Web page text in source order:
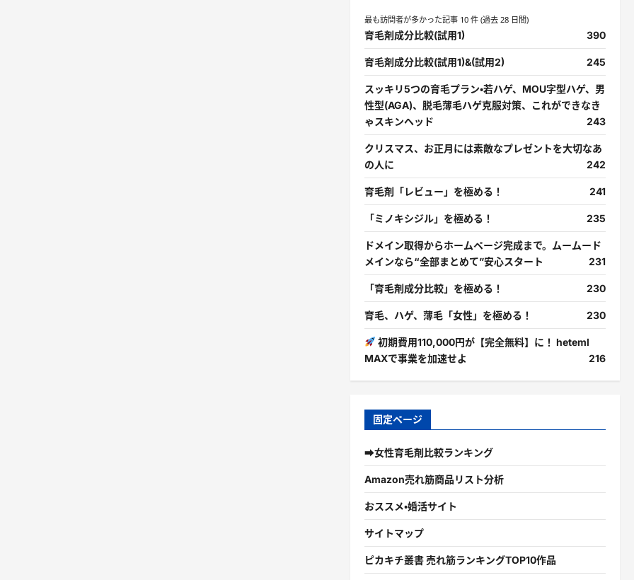
最も訪問者が多かった記事 10 件 (過去 28 日間)
育毛剤成分比較(試用1) 390
育毛剤成分比較(試用1)&(試用2) 245
スッキリ5つの育毛プラン・若ハゲ、MOU字型ハゲ、男
性型(AGA)、脱毛薄毛ハゲ克服対策、これができなき
ゃスキンヘッド
243
クリスマス、お正月には素敵なプレゼントを大切なあ
の人に
242
育毛剤「レビュー」を極める！ 241
「ミノキシジル」を極める！ 235
ドメイン取得からホームページ完成まで。ムームード
メインなら“全部まとめて”安心スタート
231
「育毛剤成分比較」を極める！ 230
育毛、ハゲ、薄毛「女性」を極める！ 230
初期費用110,000円が【完全無料】に！ heteml
MAXで事業を加速せよ
216
固定ページ
➡女性育毛剤比較ランキング
Amazon売れ筋商品リスト分析
おススメ・婚活サイト
サイトマップ
ピカキチ叢書 売れ筋ランキングTOP10作品